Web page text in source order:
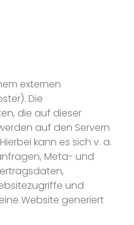
externen
Die
die auf dieser
auf den Servern
kann es sich v. a.
Meta- und
und
Website generiert